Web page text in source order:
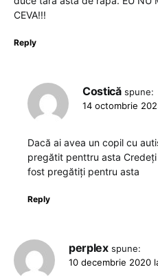
CEVA!!!
Reply
Costică spune:
14 octombrie
Dacă ai avea un copil cu
pregătit penttru asta
fost pregătiți pentru asta
Reply
perplex spune:
10 decembrie 2020